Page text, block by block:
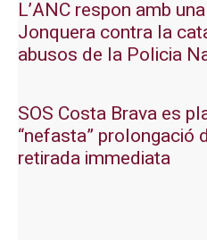
L’ANC respon amb
Jonquera contra la
abusos de la Policia
SOS Costa Brava es
“nefasta” prolongació
retirada immediata